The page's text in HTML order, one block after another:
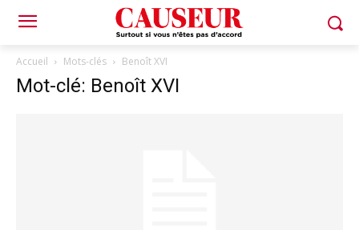
Accueil Mots-clés Benoît XVI
Mot-clé: Benoît XVI